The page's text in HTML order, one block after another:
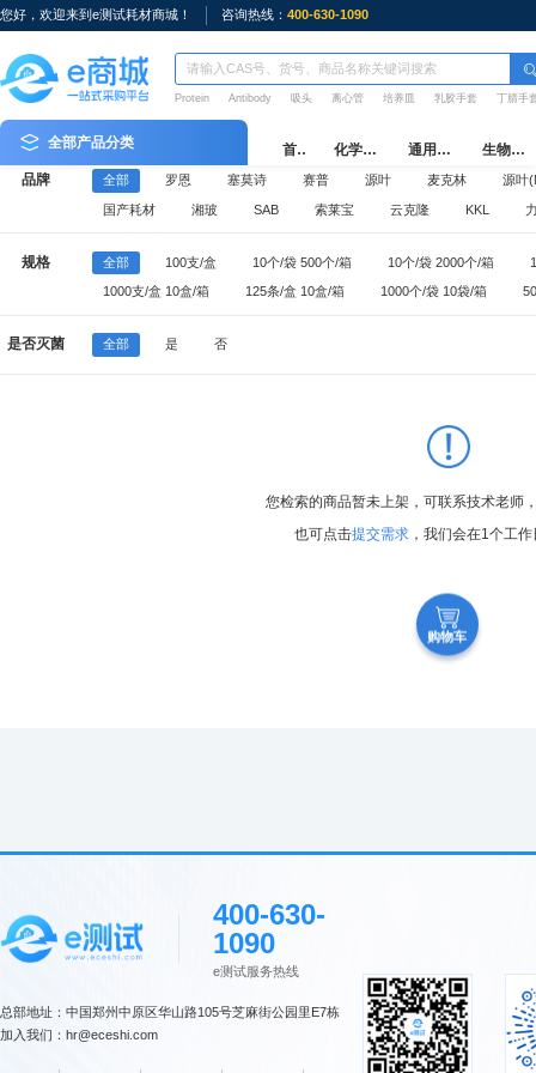
您好，欢迎来到e测试耗材商城！ 咨询热线： 400-630-1090
Protein Antibody 吸头 离心管 培养皿 乳胶手套 丁腈手
全部产品分类 首页 化学试剂 通用耗材 生物耗材
购物车
品牌 全部 罗恩 塞莫诗 赛普 源叶 麦克林 源叶
国产耗材 湘玻 SAB 索莱宝 云克隆 KKL
规格 全部 100支/盒 10个/袋 500个/箱 10个/袋 2000个/箱
1000支/盒 10盒/箱 125条/盒 10盒/箱 1000个/袋 10袋/箱
50个/袋 10袋/箱
是否灭菌 全部 是 否
您检索的商品暂未上架，可联系技术老师
也可点击提交需求，我们会在1个工作
400-630-
1090
e测试服务热线
总部地址：中国郑州中原区华山路105号芝麻街公园里E7栋
加入我们：hr@eceshi.com